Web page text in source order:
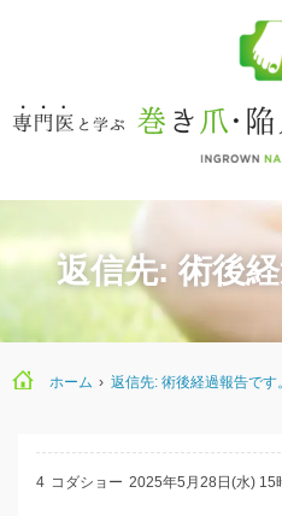
ホーム シェア 掲示板
返信先: 術後
ホーム › 返信先: 術後経過報告です。
4 コダショー 2025年5月28日(水) 15